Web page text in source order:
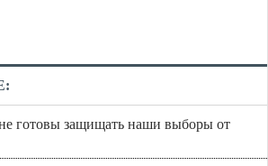
готовы защищать наши выборы от